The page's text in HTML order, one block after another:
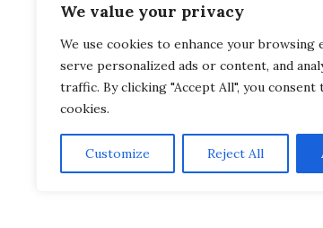
We value your privacy
We use cookies to enhance your browsing
serve personalized ads or content, and
traffic. By clicking "Accept All", you
cookies.
Customize Reject All